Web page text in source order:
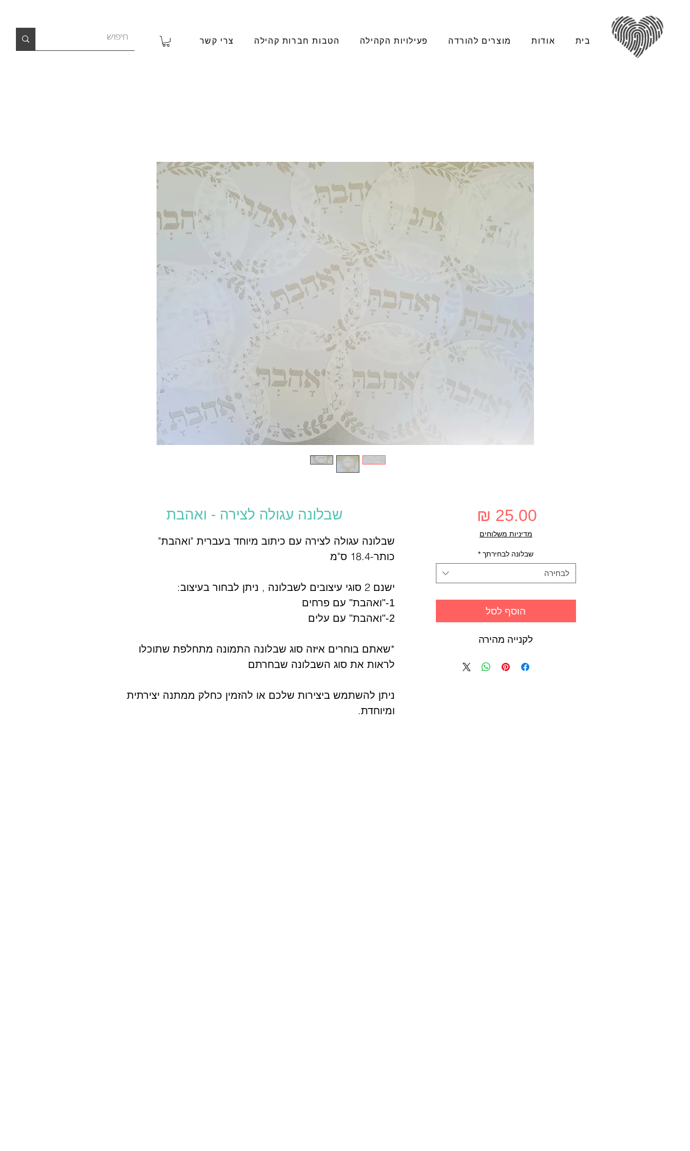
צרי קשר הטבות חברות קהילה פעילויות הקהילה מוצרים להורדה אודות בית
שבלונה עגולה לצירה - ואהבת
שבלונה עגולה לצירה עם כיתוב מיוחד בעברית "ואהבת"
כותר-18.4 ס"מ
ישנם 2 סוגי עיצובים לשבלונה , ניתן לבחור בעיצוב:
1-"ואהבת" עם פרחים
2-"ואהבת" עם עלים
*שאתם בוחרים איזה סוג שבלונה התמונה מתחלפת שתוכלו
לראות את סוג השבלונה שבחרתם
ניתן להשתמש ביצירות שלכם או להזמין כחלק ממתנה יצירתית
ומיוחדת.
מדיניות משלוחים
שבלונה לבחירתך *
לבחירה
הוסף לסל
לקנייה מהירה